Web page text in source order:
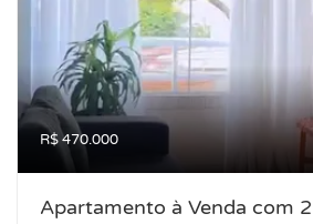
R$ 470.000
Apartamento à Venda com